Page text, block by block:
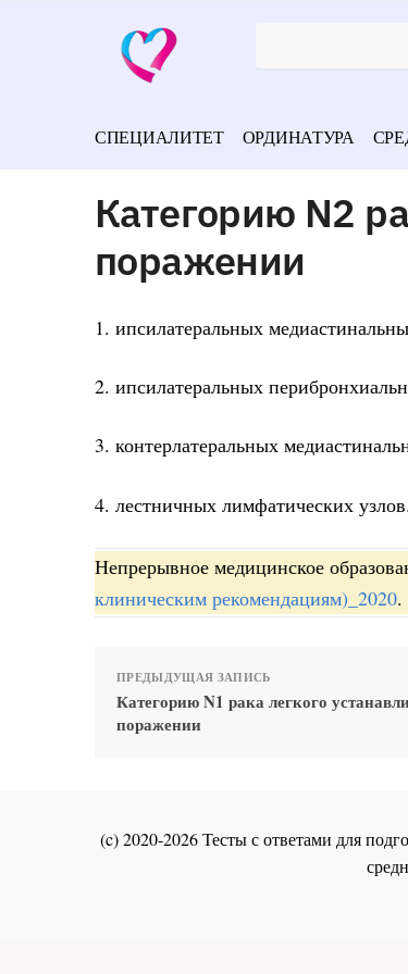
СПЕЦИАЛИТЕТ ОРДИНАТУРА
Категорию N2
поражении
1. ипсилатеральных
2. ипсилатеральных
3. контерлатеральных
4. лестничных лимфатических узлов.
Непрерывное медицинское
клиническим рекомендациям)_2020.
ПРЕДЫДУЩАЯ ЗАПИСЬ
Категорию N1 рака легкого
поражении
(c) 2020-2026 Тесты с ответами для